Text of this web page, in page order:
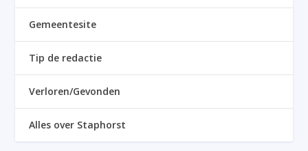
Gemeentesite
Tip de redactie
Verloren/Gevonden
Alles over Staphorst